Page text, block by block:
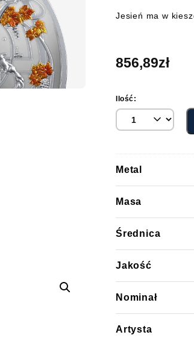
Jesień ma w
856,89zł
Ilość:
Metal
Masa
Średnica
Jakość
Nominał
Artysta